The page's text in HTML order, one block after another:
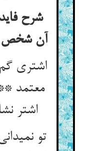
شرح
آن شخص
اشتری
معتمد
اشتر
تو